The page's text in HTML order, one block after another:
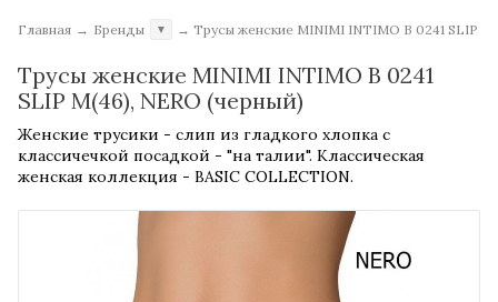
Главная → Бренды ▼ → Трусы женские MINIMI INTIMO B 0241 SLIP
Трусы женские MINIMI INTIMO B 0241
SLIP M(46), NERO (черный)
Женские трусики - слип из гладкого хлопка с
классичечкой посадкой - "на талии". Классическая
женская коллекция - BASIC COLLECTION.